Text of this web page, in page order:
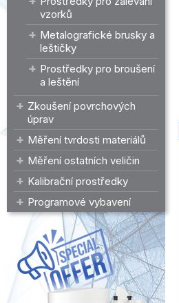
vzorků
Metalografické brusky a
leštičky
Prostředky pro broušení
a leštění
Zkoušení povrchových
úprav
Měření tvrdosti materiálů
Měření ostatních veličin
Kalibrační prostředky
Programové vybavení